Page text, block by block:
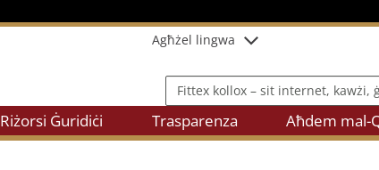
Agħżel lingwa
Fittex kollox – sit internet, kawżi,
Riżorsi Ġuridiċi Trasparenza Aħdem mal-